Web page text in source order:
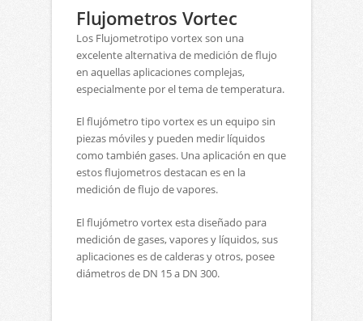
Flujometros Vortec
Los Flujometrotipo vortex son una
excelente alternativa de medición de flujo
en aquellas aplicaciones complejas,
especialmente por el tema de temperatura.
El flujómetro tipo vortex es un equipo sin
piezas móviles y pueden medir líquidos
como también gases. Una aplicación en que
estos flujometros destacan es en la
medición de flujo de vapores.
El flujómetro vortex esta diseñado para
medición de gases, vapores y líquidos, sus
aplicaciones es de calderas y otros, posee
diámetros de DN 15 a DN 300.